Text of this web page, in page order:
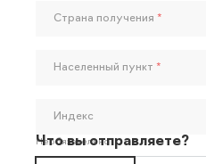
Страна получения *
Населенный пункт *
Индекс
Необязательно
Что вы отправляете?